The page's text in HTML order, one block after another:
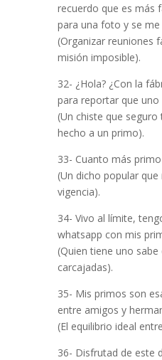
recuerdo que es más
para una foto y se me
(Organizar reuniones
misión imposible).
32- ¿Hola? ¿Con la
para reportar que
(Un chiste que
hecho a un primo).
33- Cuanto más
(Un dicho popular que
vigencia).
34- Vivo al límite,
whatsapp con mis
(Quien tiene uno
carcajadas).
35- Mis primos son
entre amigos y
(El equilibrio ideal
36- Disfrutad de este